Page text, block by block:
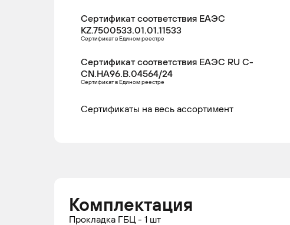
Сертификат соответствия ЕАЭС
KZ.7500533.01.01.11533
Сертификат в Едином реестре
Сертификат соответствия ЕАЭС RU С-
CN.НА96.В.04564/24
Сертификат в Едином реестре
Сертификаты на весь ассортимент
Комплектация
Прокладка ГБЦ - 1 шт